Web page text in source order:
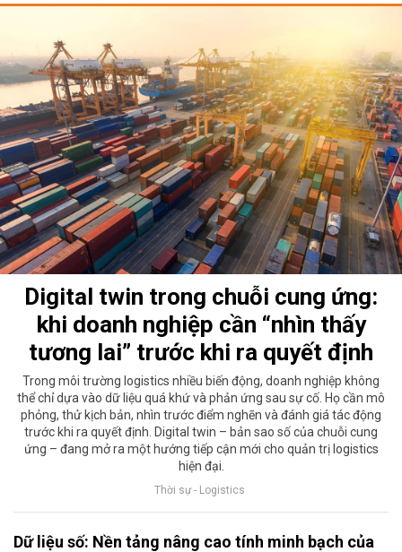
Digital twin trong chuỗi cung ứng:
khi doanh nghiệp cần “nhìn thấy
tương lai” trước khi ra quyết định
Trong môi trường logistics nhiều biến động, doanh nghiệp không
thể chỉ dựa vào dữ liệu quá khứ và phản ứng sau sự cố. Họ cần mô
phỏng, thử kịch bản, nhìn trước điểm nghẽn và đánh giá tác động
trước khi ra quyết định. Digital twin – bản sao số của chuỗi cung
ứng – đang mở ra một hướng tiếp cận mới cho quản trị logistics
hiện đại.
Thời sự - Logistics
Dữ liệu số: Nền tảng nâng cao tính minh bạch của